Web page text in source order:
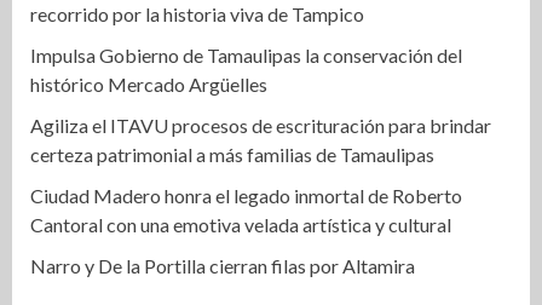
recorrido por la historia viva de Tampico
Impulsa Gobierno de Tamaulipas la conservación del
histórico Mercado Argüelles
Agiliza el ITAVU procesos de escrituración para brindar
certeza patrimonial a más familias de Tamaulipas
Ciudad Madero honra el legado inmortal de Roberto
Cantoral con una emotiva velada artística y cultural
Narro y De la Portilla cierran filas por Altamira